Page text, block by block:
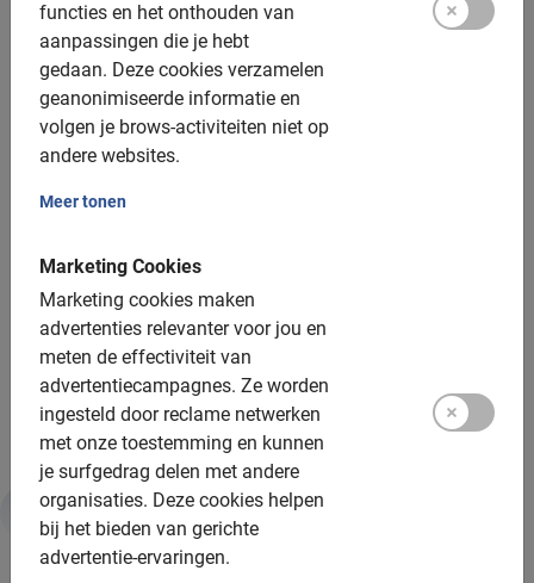
functies en het onthouden van
aanpassingen die je hebt
gedaan. Deze cookies verzamelen
geanonimiseerde informatie en
volgen je brows-activiteiten niet op
andere websites.
Meer tonen
Marketing Cookies
Marketing cookies maken
advertenties relevanter voor jou en
meten de effectiviteit van
advertentiecampagnes. Ze worden
ingesteld door reclame netwerken
met onze toestemming en kunnen
je surfgedrag delen met andere
organisaties. Deze cookies helpen
bij het bieden van gerichte
advertentie-ervaringen.
Elektrische fiets: op aanvraag, €20 toeslag
Bakfiets: toeslag €10, vooraf boeken
Tandem: beschikbaar op medische indicatie
Poncho: bij regen verkrijgbaar voor €2
Groepsgrootte:
Boekbaar voor groepen van: 2 tot 200 deelnemers
Gemiddelde groepsgrootte: 15 deelnemers
Per 18 deelnemers wordt een extra gids ingezet
Bij grotere groepen zetten we meer gidsen in
Duurzaamheid & MVO